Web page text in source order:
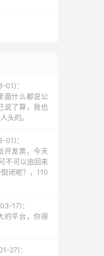
01)：
面什么都说公
说了算，我也
头的。
01)：
开发票，今天
不可以追回来
闭呢？，110
17)：
的平台，你得
27)：